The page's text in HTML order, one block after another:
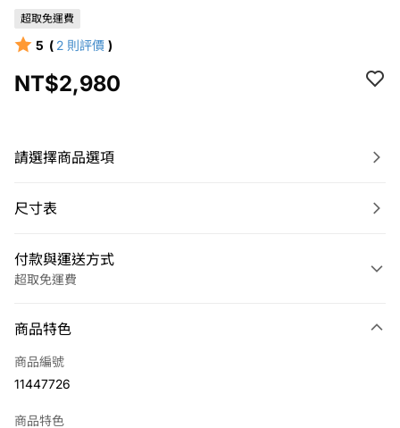
超取免運費
5 ( 2 則評價 )
NT$2,980
請選擇商品選項
尺寸表
付款與運送方式
超取免運費
信用卡一次付款
LINE Pay
商品特色
商品編號
11447726
商品特色